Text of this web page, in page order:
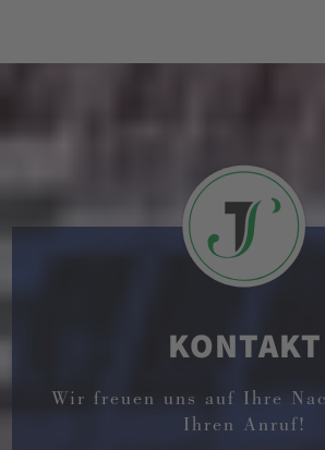
KONTAKT
Wir freuen uns auf Ihre
Ihren Anruf!